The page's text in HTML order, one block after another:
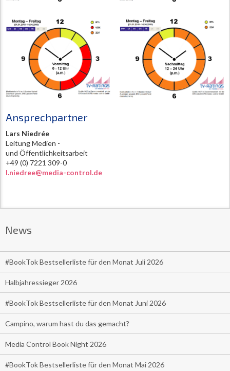
Ansprechpartner
Lars Niedrée
Leitung Medien -
und Öffentlichkeitsarbeit
+49 (0) 7221 309-0
l.niedree@media-control.de
News
#BookTok Bestsellerliste für den Monat Juli 2026
Halbjahressieger 2026
#BookTok Bestsellerliste für den Monat Juni 2026
Campino, warum hast du das gemacht?
Media Control Book Night 2026
#BookTok Bestsellerliste für den Monat Mai 2026